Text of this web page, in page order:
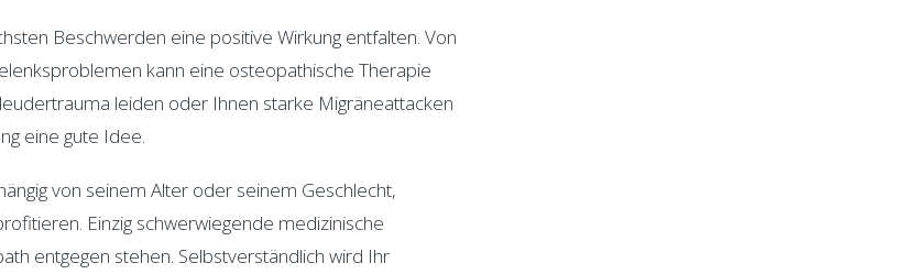
Beschwerden eine positive Wirkung entfalten. Von
kann eine osteopathische Therapie
leiden oder Ihnen starke Migräneattacken
eine gute Idee.
von seinem Alter oder seinem Geschlecht,
Einzig schwerwiegende medizinische
entgegen stehen. Selbstverständlich wird Ihr